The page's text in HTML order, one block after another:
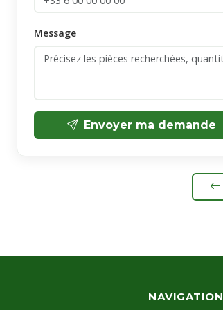
Message
Envoyer ma demande
NAVIGATION